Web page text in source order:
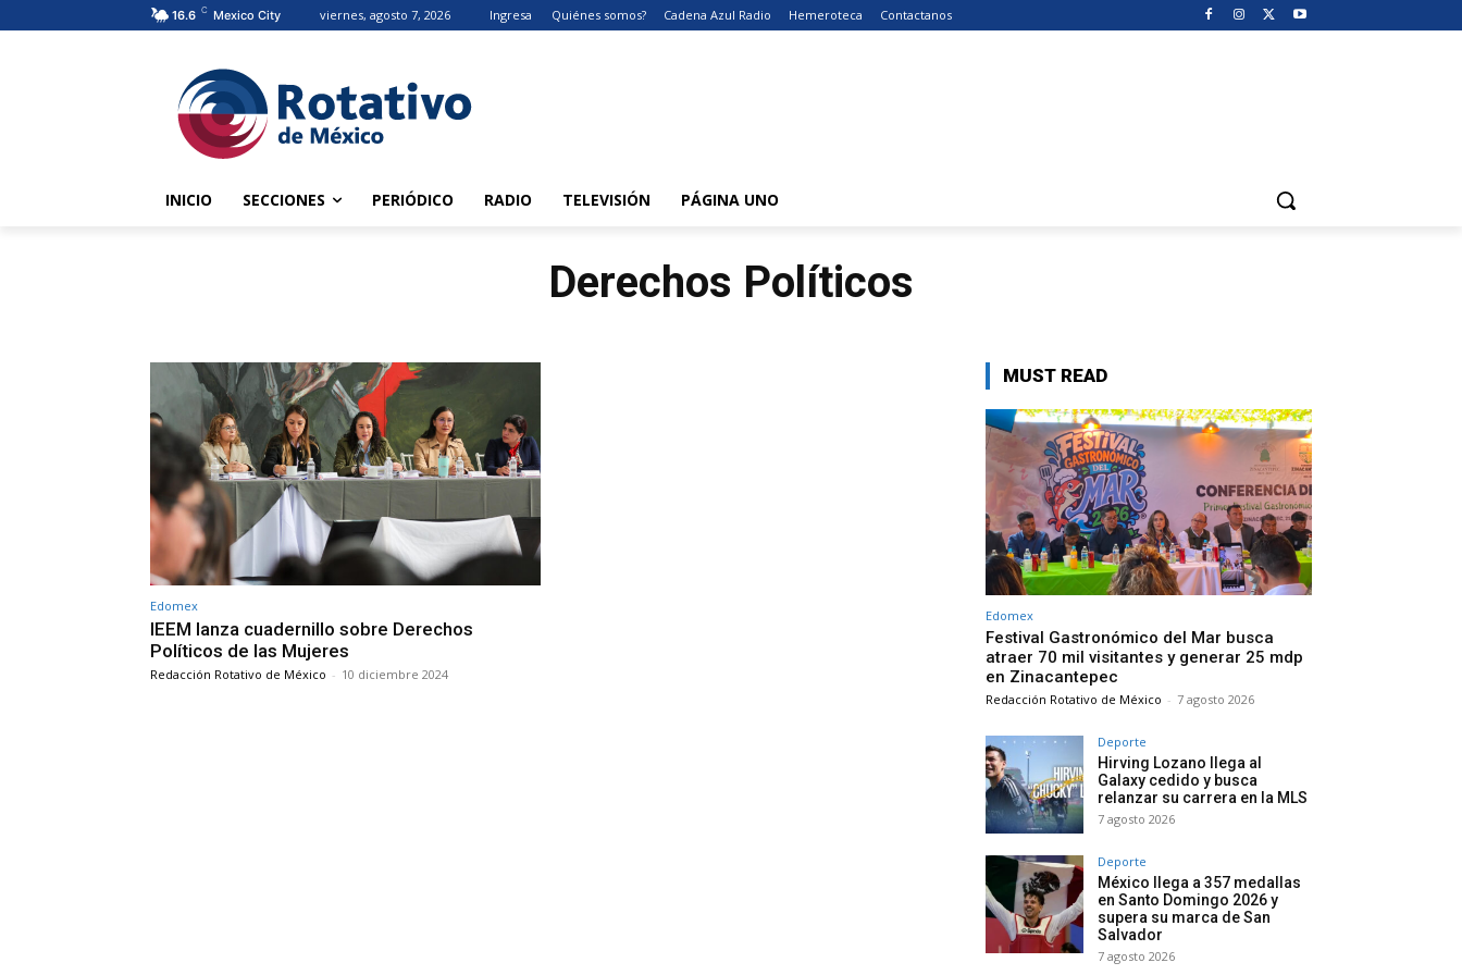
16.6 C Mexico City viernes, agosto 7, 2026 Ingresa Quiénes somos? Cadena Azul Radio Hemeroteca Contactanos
INICIO SECCIONES PERIÓDICO RADIO TELEVISIÓN PÁGINA UNO
Derechos Políticos
Edomex
IEEM lanza cuadernillo sobre Derechos
Políticos de las Mujeres
Redacción Rotativo de México - 10 diciembre 2024
MUST READ
Edomex
Festival Gastronómico del Mar busca
atraer 70 mil visitantes y generar 25 mdp
en Zinacantepec
Redacción Rotativo de México - 7 agosto 2026
Deporte
Hirving Lozano llega al
Galaxy cedido y busca
relanzar su carrera en la MLS
7 agosto 2026
Deporte
México llega a 357 medallas
en Santo Domingo 2026 y
supera su marca de San
Salvador
7 agosto 2026